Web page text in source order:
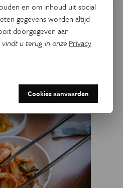
delen op:
Twitter Linkedin
artikels
en om inhoud uit social
gegevens worden altijd
doorgegeven aan
u terug in onze Privacy
Cookies aanvaarden